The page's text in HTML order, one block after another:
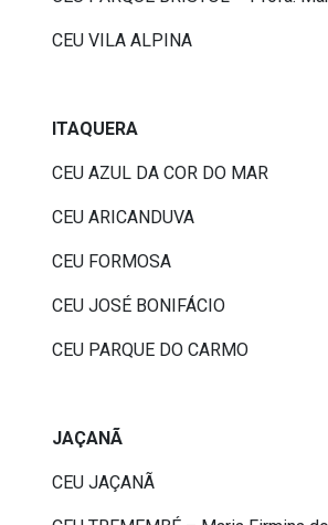
CEU VILA ALPINA
ITAQUERA
CEU AZUL DA COR DO MAR
CEU ARICANDUVA
CEU FORMOSA
CEU JOSÉ BONIFÁCIO
CEU PARQUE DO CARMO
JAÇANÃ
CEU JAÇANÃ